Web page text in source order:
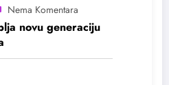
novu generaciju